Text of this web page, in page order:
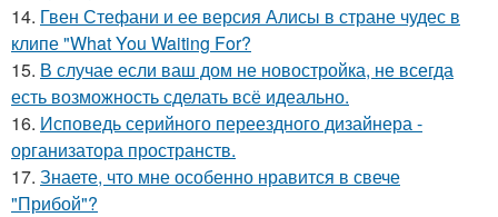
14. Гвен Стефани и ее версия Алисы в стране чудес в
клипе "What You Waiting For?
15. В случае если ваш дом не новостройка, не всегда
есть возможность сделать всё идеально.
16. Исповедь серийного переездного дизайнера -
организатора пространств.
17. Знаете, что мне особенно нравится в свече
"Прибой"?